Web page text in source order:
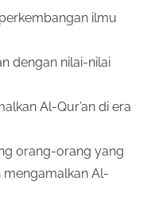
ilmu
dengan nilai-nilai
Al-Qur’an di era
orang-orang yang
Al-